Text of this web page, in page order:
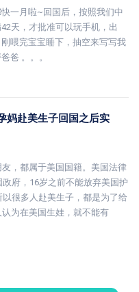
一月啦~回国后，按照我们中
天，才批准可以玩手机，出
喂完宝宝睡下，抽空来写写我
爸 。。。
妈赴美生子回国之后实
，都属于美国国籍。美国法律
府，16岁之前不能放弃美国护
很多人赴美生子，都是为了给
为在美国生娃，就不能有